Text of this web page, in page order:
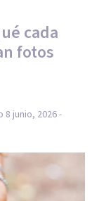
cada
fotos
8 junio, 2026 -